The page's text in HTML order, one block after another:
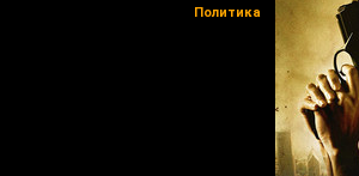
Политика